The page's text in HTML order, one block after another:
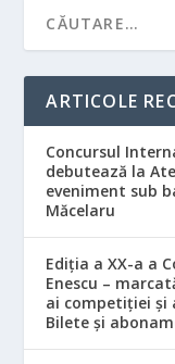
ARTICOLE
Concursul
debutează la
eveniment sub
Măcelaru
Ediția a XX-a a
Enescu –
ai competiției și
Bilete și